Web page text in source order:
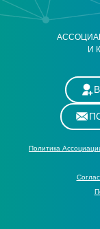
И
Политика